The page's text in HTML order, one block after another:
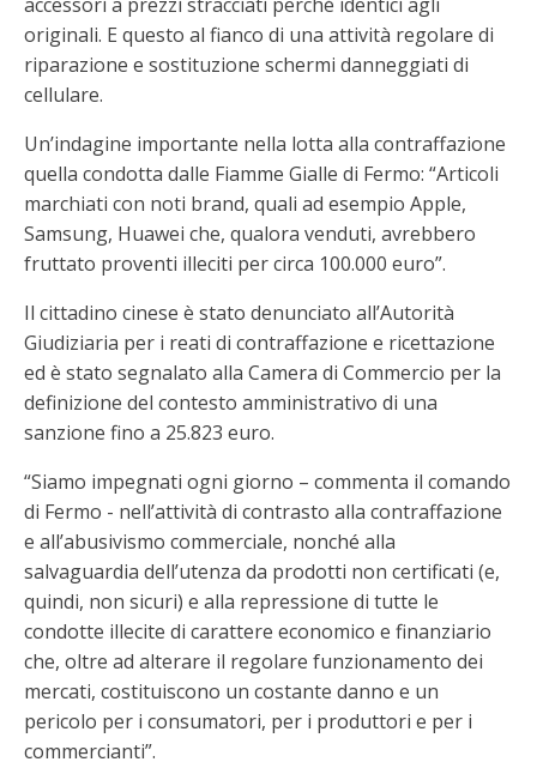
originali. E questo al fianco di una attività regolare di
riparazione e sostituzione schermi danneggiati di
cellulare.
Un’indagine importante nella lotta alla contraffazione
quella condotta dalle Fiamme Gialle di Fermo: “Articoli
marchiati con noti brand, quali ad esempio Apple,
Samsung, Huawei che, qualora venduti, avrebbero
fruttato proventi illeciti per circa 100.000 euro”.
Il cittadino cinese è stato denunciato all’Autorità
Giudiziaria per i reati di contraffazione e ricettazione
ed è stato segnalato alla Camera di Commercio per la
definizione del contesto amministrativo di una
sanzione fino a 25.823 euro.
“Siamo impegnati ogni giorno – commenta il comando
di Fermo - nell’attività di contrasto alla contraffazione
e all’abusivismo commerciale, nonché alla
salvaguardia dell’utenza da prodotti non certificati (e,
quindi, non sicuri) e alla repressione di tutte le
condotte illecite di carattere economico e finanziario
che, oltre ad alterare il regolare funzionamento dei
mercati, costituiscono un costante danno e un
pericolo per i consumatori, per i produttori e per i
commercianti”.